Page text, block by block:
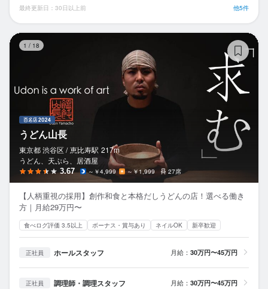
最終更新日：30日以上前 他5件
1 / 18
うどん山長
東京都 渋谷区 / 恵比寿駅 217m
うどん、天ぷら、居酒屋
3.67 ～￥4,999 ～￥1,999 27席
【人柄重視の採用】創作和食と本格だしうどんの店！選べる働き
方｜月給29万円〜
食べログ評価 3.5以上 ボーナス・賞与あり ネイルOK 新卒歓迎
正社員 ホールスタッフ 月給： 30万円〜45万円
正社員 調理師・調理スタッフ 月給： 30万円〜45万円